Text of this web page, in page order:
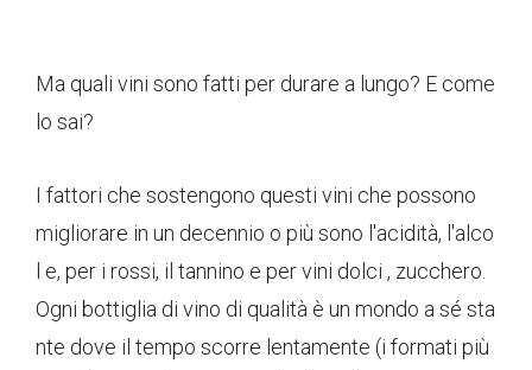
Ma quali vini sono fatti per durare a lungo? E come
lo sai?
I fattori che sostengono questi vini che possono
migliorare in un decennio o più sono l'acidità, l'alco
l e, per i rossi, il tannino e per vini dolci , zucchero.
Ogni bottiglia di vino di qualità è un mondo a sé sta
nte dove il tempo scorre lentamente (i formati più